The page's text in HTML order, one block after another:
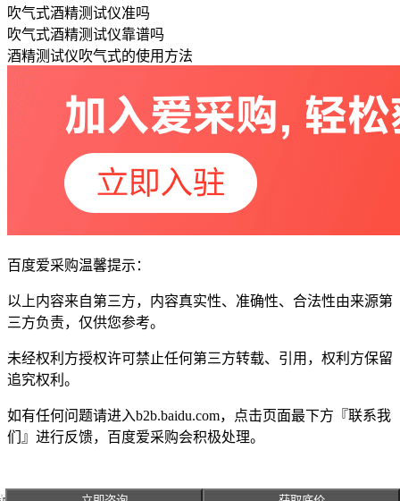
吹气式酒精测试仪准吗
吹气式酒精测试仪靠谱吗
酒精测试仪吹气式的使用方法
百度爱采购温馨提示：
以上内容来自第三方，内容真实性、准确性、合法性由来源第
三方负责，仅供您参考。
未经权利方授权许可禁止任何第三方转载、引用，权利方保留
追究权利。
如有任何问题请进入b2b.baidu.com，点击页面最下方『联系我
们』进行反馈，百度爱采购会积极处理。